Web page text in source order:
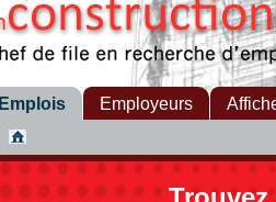
Emplois Employeurs